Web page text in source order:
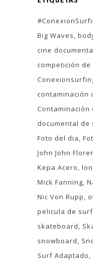
Big Waves
cine
competición
contaminación
Contaminación
documental de
Foto del dia
John John
Kepa Acero
Mick Fanning
Nic Von Rupp
pelicula de surf
skateboard
snowboard
Surf Adaptado